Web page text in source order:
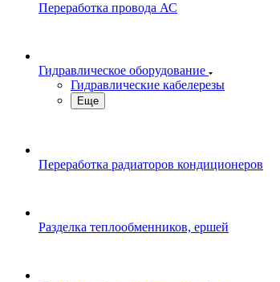
Переработка провода АС
Гидравлическое оборудование
Гидравлические кабелерезы
Еще
Переработка радиаторов кондиционеров
Разделка теплообменников, ершей